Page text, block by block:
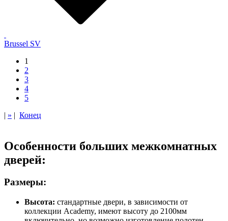
Brussel SV
1
2
3
4
5
| » | Конец
Особенности больших межкомнатных
дверей:
Размеры:
Высота: стандартные двери, в зависимости от
коллекции Academy, имеют высоту до 2100мм